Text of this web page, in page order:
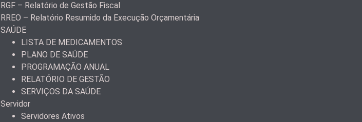
RGF – Relatório de Gestão Fiscal
RREO – Relatório Resumido da Execução Orçamentária
SAÚDE
LISTA DE MEDICAMENTOS
PLANO DE SAÚDE
PROGRAMAÇÃO ANUAL
RELATÓRIO DE GESTÃO
SERVIÇOS DA SAÚDE
Servidor
Servidores Ativos